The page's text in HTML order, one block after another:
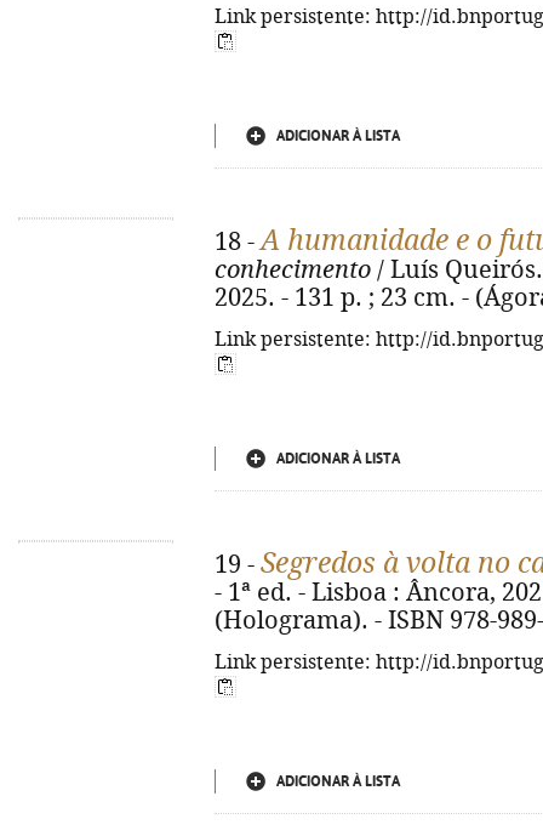
Link persistente: http://
ADICIONAR À LISTA
18 -A humanidade e o
conhecimento / Luís
2025. - 131 p. ; 23 cm. -
Link persistente: http://
ADICIONAR À LISTA
19 - Segredos à volta no
- 1ª ed. - Lisboa : Âncora,
(Holograma). - ISBN 978-
Link persistente: http://
ADICIONAR À LISTA